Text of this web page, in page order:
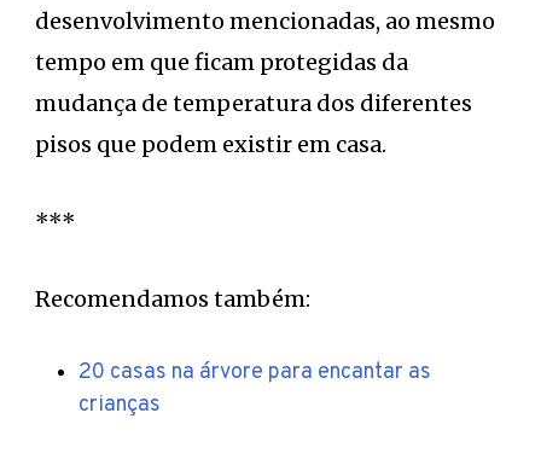
desenvolvimento mencionadas, ao mesmo
tempo em que ficam protegidas da
mudança de temperatura dos diferentes
pisos que podem existir em casa.
***
Recomendamos também:
20 casas na árvore para encantar as
crianças